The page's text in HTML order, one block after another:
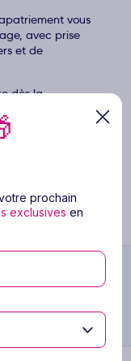
vous
avec prise
et de
dès la
et de
votre voyage
décès,
prochain
exclusives en